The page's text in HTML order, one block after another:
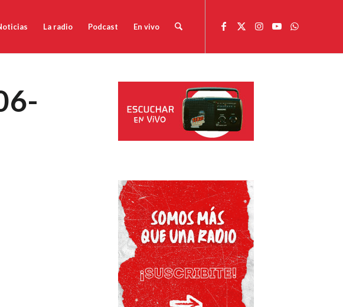
La radio Podcast En vivo